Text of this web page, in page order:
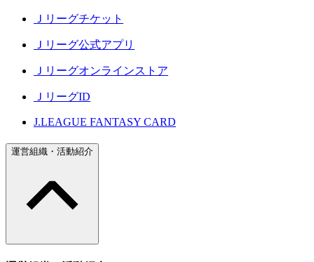
Ｊリーグチケット
Ｊリーグ公式アプリ
Ｊリーグオンラインストア
ＪリーグID
J.LEAGUE FANTASY CARD
運営組織・活動紹介